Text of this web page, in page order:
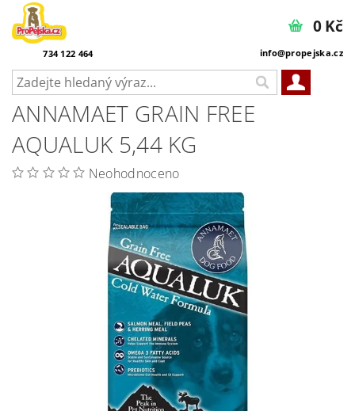
734 122 464 info@propejska.cz
0 Kč
ANNAMAET GRAIN FREE
AQUALUK 5,44 KG
Neohodnoceno